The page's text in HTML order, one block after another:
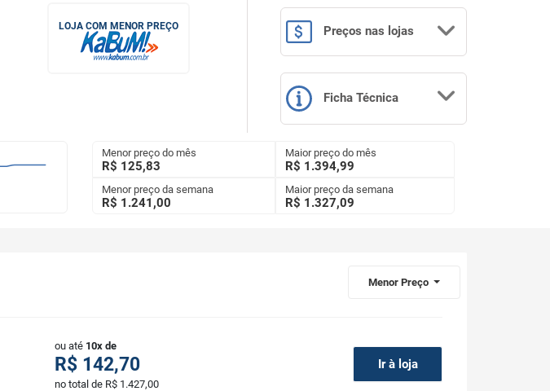
LOJA COM MENOR PREÇO Preços nas lojas
Ficha Técnica
Menor preço do mês
R$ 125,83
Maior preço do mês
R$ 1.394,99
Menor preço da semana
R$ 1.241,00
Maior preço da semana
R$ 1.327,09
Menor Preço
ou até 10x de
R$ 142,70
no total de R$ 1.427,00
Ir à loja